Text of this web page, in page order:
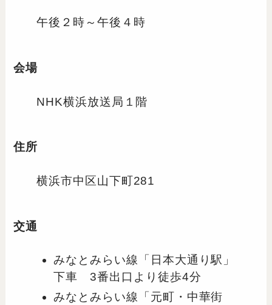
午後２時～午後４時
会場
NHK横浜放送局１階
住所
横浜市中区山下町281
交通
みなとみらい線「日本大通り駅」
下車 3番出口より徒歩4分
みなとみらい線「元町・中華街